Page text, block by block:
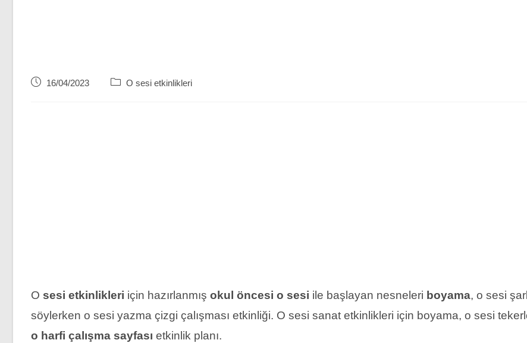
Post 16/04/2023
PostO sesi etkinlikleri
O sesi etkinlikleri için hazırlanmış okul öncesi o sesi ile başlayan nesneleri boyama, o sesi
söylerken o sesi yazma çizgi çalışması etkinliği. O sesi sanat etkinlikleri için boyama, o sesi
o harfi çalışma sayfası etkinlik planı.